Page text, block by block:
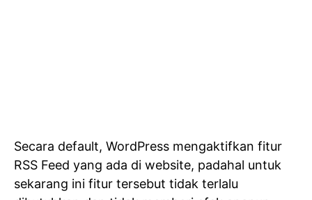
Secara default, WordPress mengaktifkan fitur
RSS Feed yang ada di website, padahal untuk
sekarang ini fitur tersebut tidak terlalu